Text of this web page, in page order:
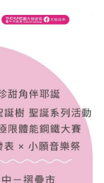
市集｜圣
一德洋楼
动连结：
市集｜小
台中火车站旧
动连结：
地图吧！ 怎麽
分享这篇贴文
奖奖项 护手霜
诞树小夜灯 ×3
奖公告｜
诞节快乐